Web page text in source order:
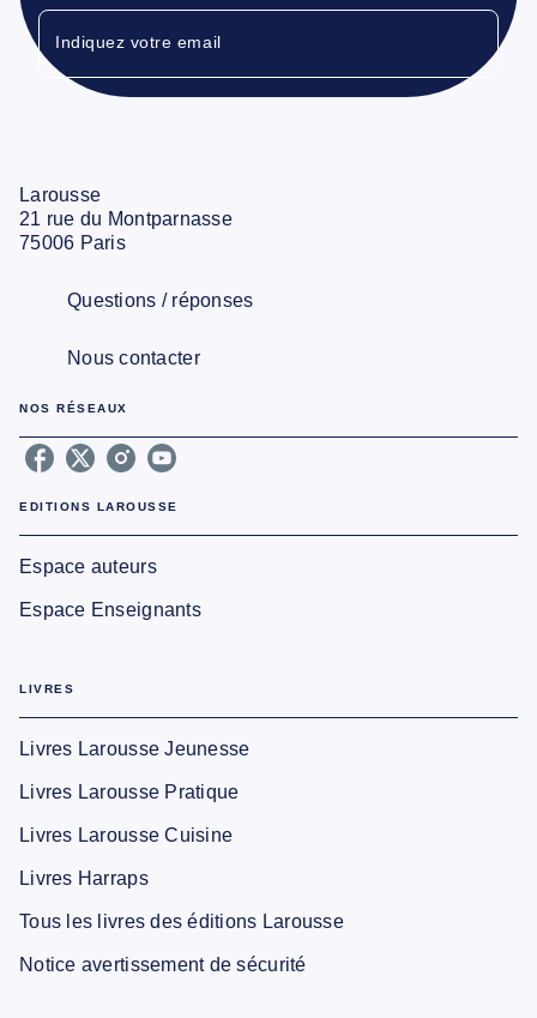
Indiquez votre email
Larousse
21 rue du Montparnasse
75006 Paris
Questions / réponses
Nous contacter
NOS RÉSEAUX
EDITIONS LAROUSSE
Espace auteurs
Espace Enseignants
LIVRES
Livres Larousse Jeunesse
Livres Larousse Pratique
Livres Larousse Cuisine
Livres Harraps
Tous les livres des éditions Larousse
Notice avertissement de sécurité